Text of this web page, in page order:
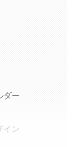
ダー
イン